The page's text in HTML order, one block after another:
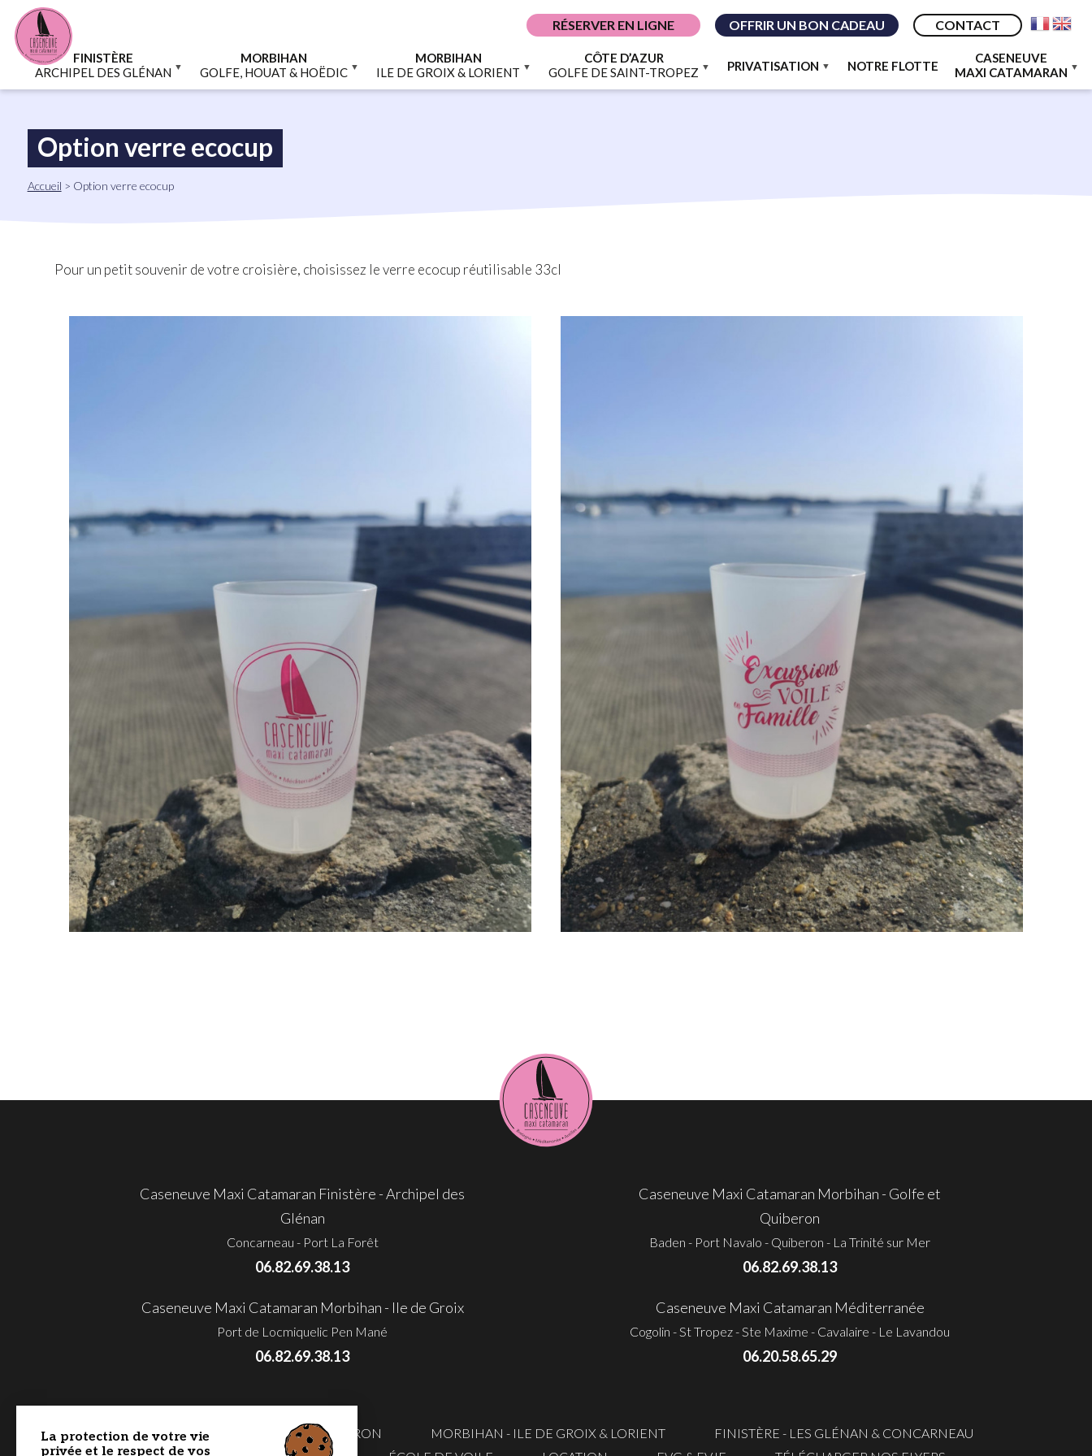
Aller
contenu
principal
RÉSERVER EN LIGNE OFFRIR UN BON CADEAU CONTACT
FINISTÈRE
ARCHIPEL DES GLÉNAN
MORBIHAN
GOLFE, HOUAT & HOËDIC
MORBIHAN
ILE DE GROIX & LORIENT
CÔTE D’AZUR
GOLFE DE SAINT-TROPEZ
PRIVATISATION NOTRE FLOTTE
CASENEUVE
MAXI CATAMARAN
Option verre ecocup
Fil
Accueil Option verre ecocup
Pour un petit souvenir de votre croisière, choisissez le verre ecocup réutilisable 33cl
Caseneuve Maxi Catamaran Finistère - Archipel des
Glénan
Concarneau - Port La Forêt
06.82.69.38.13
Caseneuve Maxi Catamaran Morbihan - Golfe et
Quiberon
Baden - Port Navalo - Quiberon - La Trinité sur Mer
06.82.69.38.13
Caseneuve Maxi Catamaran Morbihan - Ile de Groix
Port de Locmiquelic Pen Mané
06.82.69.38.13
Caseneuve Maxi Catamaran Méditerranée
Cogolin - St Tropez - Ste Maxime - Cavalaire - Le Lavandou
06.20.58.65.29
MORBIHAN - GOLFE & BAIE DE QUIBERON MORBIHAN - ILE DE GROIX & LORIENT
FINISTÈRE - LES GLÉNAN & CONCARNEAU
Panneau de gestion des cookies
La protection de votre vie
privée et le respect de vos